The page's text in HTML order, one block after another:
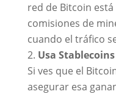
red de Bitcoin
comisiones de
cuando el tráfico
Usa
Si ves que el
asegurar esa